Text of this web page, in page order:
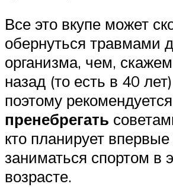
Все это вкупе может
обернуться травмами
организма, чем,
назад (то есть в 40
поэтому рекомендуется
пренебрегать
кто планирует впервые
заниматься спортом в
возрасте.